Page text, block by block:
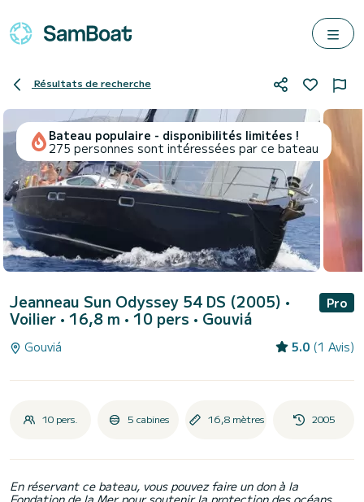
Résultats de recherche
Bateau populaire - disponibilités limitées !
275 personnes sont intéressées par ce bateau
Jeanneau Sun Odyssey 54 DS (2005) •
Voilier • 16,8 m • 10 pers • Gouviá
Pro
Gouviá 5.0 (1 Avis)
10 pers. 5 cabines 16,8 mètres 2005
En réservant ce bateau, vous pouvez faire un don à la